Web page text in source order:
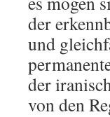
der
und
der
von den